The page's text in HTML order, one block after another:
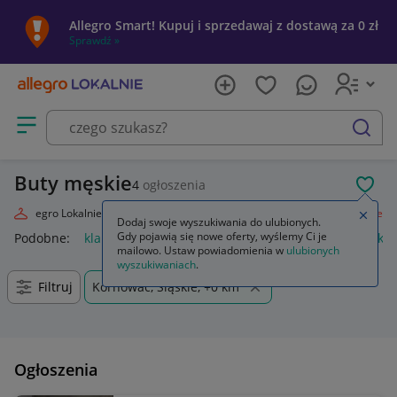
Allegro Smart! Kupuj i sprzedawaj z dostawą za 0 zł
Sprawdź »
Otwórz menu z kategoriami
szukaj
Buty męskie4 ogłoszenia
Allegro Lokalnie Męskie
Podobne: klapki męskie bokserki męskie kąpielówki męskie
Filtruj Kornowac, Śląskie, +0 km
Ogłoszenia
Dodaj swoje wyszukiwania do ulubionych.
Gdy pojawią się nowe oferty, wyślemy Ci je
mailowo. Ustaw powiadomienia w ulubionych
wyszukiwaniach.